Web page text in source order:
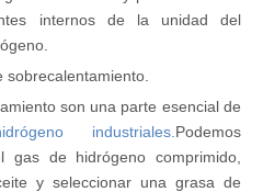
internos de la unidad del
sobrecalentamiento.
son una parte esencial de
industriales. Podemos
gas de hidrógeno comprimido,
y seleccionar una grasa de